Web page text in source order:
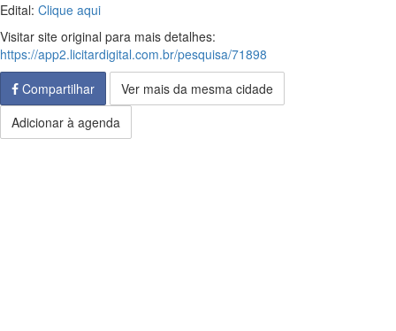
Edital: Clique aqui
Visitar site original para mais detalhes:
https://app2.licitardigital.com.br/pesquisa/71898
Compartilhar
Ver mais da mesma cidade
Adicionar à agenda